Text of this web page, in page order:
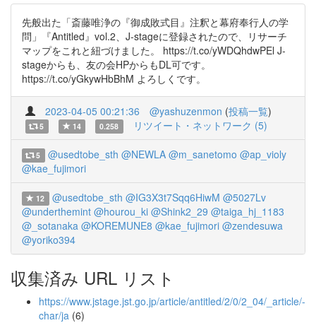
先般出た「斎藤唯浄の『御成敗式目』注釈と幕府奉行人の学
問」『Antitled』vol.2、J-stageに登録されたので、リサーチ
マップをこれと紐づけました。 https://t.co/yWDQhdwPEl J-
stageからも、友の会HPからもDL可です。
https://t.co/yGkywHbBhM よろしくです。
2023-04-05 00:21:36 @yashuzenmon (投稿一覧)
5 14 0.258 リツイート・ネットワーク (5)
5 @usedtobe_sth @NEWLA @m_sanetomo @ap_violy
@kae_fujimori
12 @usedtobe_sth @IG3X3t7Sqq6HiwM @5027Lv
@underthemint @hourou_ki @Shink2_29 @taiga_hj_1183
@_sotanaka @KOREMUNE8 @kae_fujimori @zendesuwa
@yoriko394
収集済み URL リスト
https://www.jstage.jst.go.jp/article/antitled/2/0/2_04/_article/-
char/ja (6)